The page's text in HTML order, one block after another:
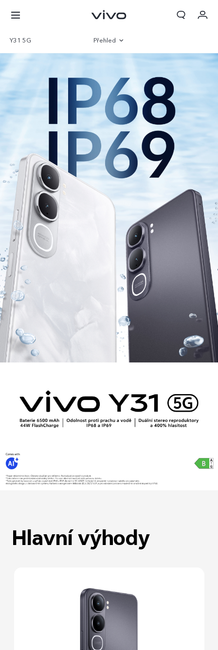
Y31 5G Přehled
Parametry
Hlavní výhody